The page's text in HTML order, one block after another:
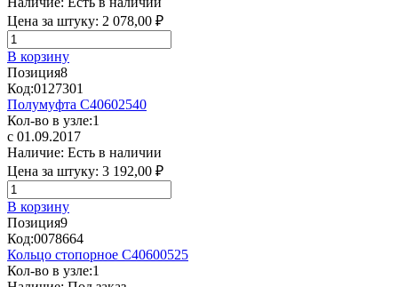
Цена за штуку: 2 078,00 ₽
В корзину
Позиция8
Код:0127301
Полумуфта C40602540
Кол-во в узле:1
с 01.09.2017
Наличие: Есть в наличии
Цена за штуку: 3 192,00 ₽
В корзину
Позиция9
Код:0078664
Кольцо стопорное C40600525
Кол-во в узле:1